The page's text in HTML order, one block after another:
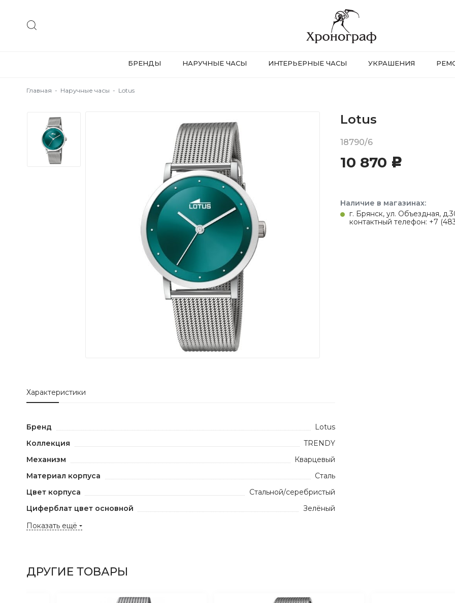
БРЕНДЫ НАРУЧНЫЕ ЧАСЫ ИНТЕРЬЕРНЫЕ ЧАСЫ УКРАШЕНИЯ
Главная - Наручные часы - Lotus
Lotus
18790/6
10 870 c
Наличие в магазинах:
г. Брянск, ул. Объездная,
контактный телефон: +7
Характеристики
Бренд
Lotus
Коллекция
TRENDY
Механизм
Кварцевый
Материал корпуса
Сталь
Цвет корпуса
Стальной/серебристый
Циферблат цвет основной
Зелёный
Показать ещё
ДРУГИЕ ТОВАРЫ